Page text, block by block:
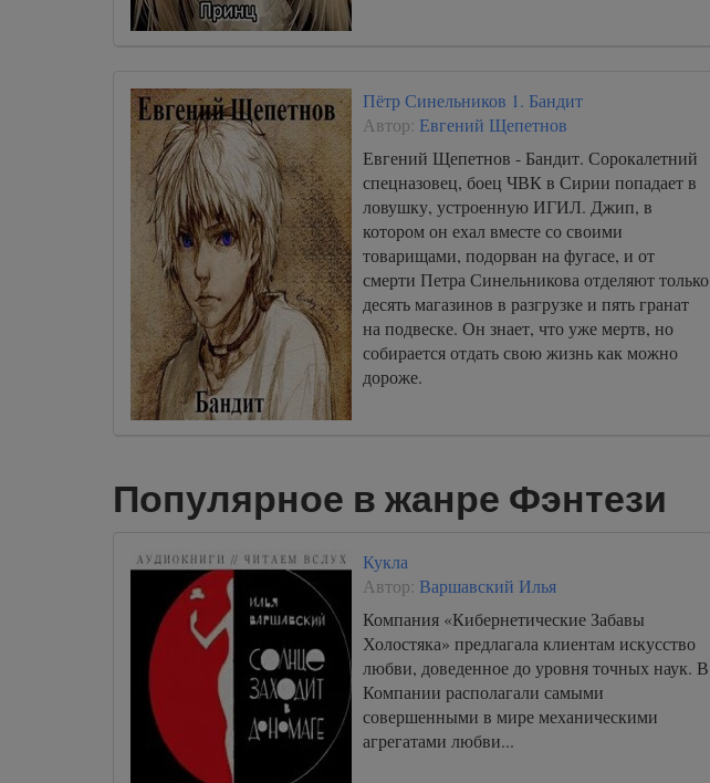
Пётр Синельников 1. Бандит
Автор: Евгений Щепетнов
Евгений Щепетнов - Бандит. Сорокалетний
спецназовец, боец ЧВК в Сирии попадает в
ловушку, устроенную ИГИЛ. Джип, в
котором он ехал вместе со своими
товарищами, подорван на фугасе, и от
смерти Петра Синельникова отделяют только
десять магазинов в разгрузке и пять гранат
на подвеске. Он знает, что уже мертв, но
собирается отдать свою жизнь как можно
дороже.
Популярное в жанре Фэнтези
Кукла
Автор: Варшавский Илья
Компания «Кибернетические Забавы
Холостяка» предлагала клиентам искусство
любви, доведенное до уровня точных наук. В
Компании располагали самыми
совершенными в мире механическими
агрегатами любви...